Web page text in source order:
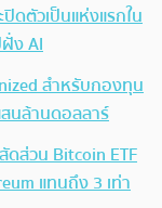
ดตัวเป็นแห่งแรกใน
ง AI
สำหรับกองทุน
นล้านดอลลาร์
ส่วน Bitcoin ETF
แทนถึง 3 เท่า